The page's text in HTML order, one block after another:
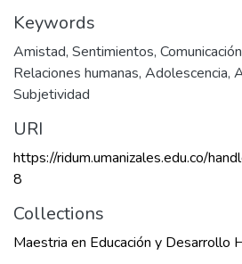
Keywords
Amistad, Sentimientos,
Relaciones humanas, Adolescencia,
Subjetividad
URI
https://ridum.umanizales.edu.co/
8
Collections
Maestria en Educación y Desarrollo